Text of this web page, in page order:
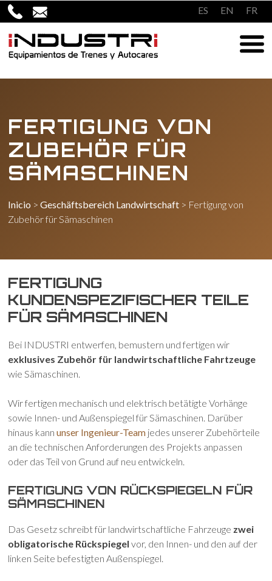
Überspringen
zum
Inhalt
ES EN FR
FERTIGUNG VON
ZUBEHÖR FÜR
SÄMASCHINEN
Inicio >Geschäftsbereich Landwirtschaft > Fertigung von
Zubehör für Sämaschinen
FERTIGUNG
KUNDENSPEZIFISCHER TEILE
FÜR SÄMASCHINEN
Bei INDUSTRI entwerfen, bemustern und fertigen wir
exklusives Zubehör für landwirtschaftliche Fahrtzeuge
wie Sämaschinen.
Wir fertigen mechanisch und elektrisch betätigte Vorhänge
sowie Innen- und Außenspiegel für Sämaschinen. Darüber
hinaus kannunser Ingenieur-Team jedes unserer Zubehörteile
an die technischen Anforderungen des Projekts anpassen
oder das Teil von Grund auf neu entwickeln.
FERTIGUNG VON RÜCKSPIEGELN FÜR
SÄMASCHINEN
Das Gesetz schreibt für landwirtschaftliche Fahrzeuge zwei
obligatorische Rückspiegel vor, den Innen- und den auf der
linken Seite befestigten Außenspiegel.